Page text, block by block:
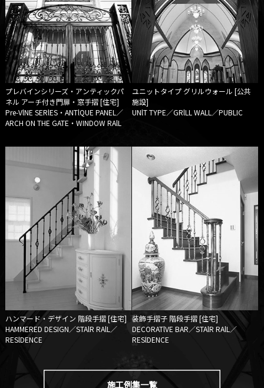
プレバインシリーズ・アンティックパ
ネル アーチ付き門扉・窓手摺 [住宅]
Pre-VlNE SERlES・ANTlQUE PANEL／
ARCH ON THE GATE・WINDOW RAlL
ユニットタイプ グリルウォール [公共
施設]
UNlT TYPE／GRlLL WALL／PUBLIC
ハンマード・デザイン 階段手摺 [住宅]
HAMMERED DESIGN／STAlR RAlL／
RESlDENCE
装飾手摺子 階段手摺 [住宅]
DECORATlVE BAR／STAlR RAlL／
RESlDENCE
施工例集一覧